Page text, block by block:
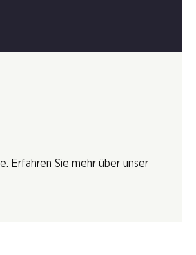
Erfahren Sie mehr über unser